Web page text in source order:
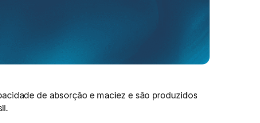
de absorção e maciez e são produzidos